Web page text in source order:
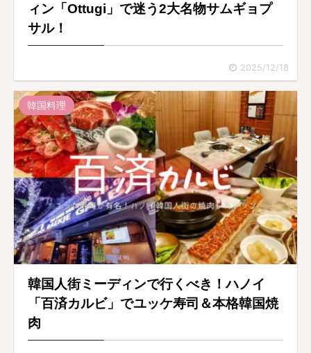
ィン「Ottugi」で迷う2大名物サムギョプ
サル！
2025/12/18
韓国料理
韓国人街ミーディンで行くべき！ハノイ
「百済カルビ」でユッケ寿司＆本格韓国焼
肉